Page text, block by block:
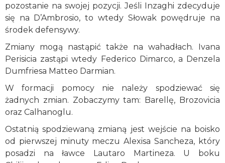
pozostanie na swojej pozycji. Jeśli Inzaghi zdecyduje
się na D’Ambrosio, to wtedy Słowak powędruje na
środek defensywy.
Zmiany mogą nastąpić także na wahadłach. Ivana
Perisicia zastąpi wtedy Federico Dimarco, a Denzela
Dumfriesa Matteo Darmian.
W formacji pomocy nie należy spodziewać się
żadnych zmian. Zobaczymy tam: Barellę, Brozovicia
oraz Calhanoglu.
Ostatnią spodziewaną zmianą jest wejście na boisko
od pierwszej minuty meczu Alexisa Sancheza, który
posadzi na ławce Lautaro Martineza. U boku